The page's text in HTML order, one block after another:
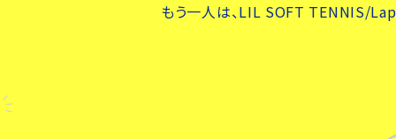
もう一人は、LIL SOFT TENNIS/